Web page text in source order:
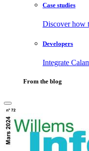
Case studies
Discover how
Developers
Integrate
From the blog